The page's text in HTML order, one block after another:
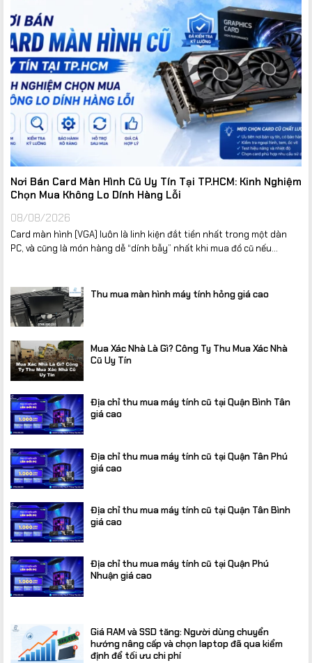
Nơi Bán Card Màn Hình Cũ Uy Tín Tại TP.HCM: Kinh Nghiệm
Chọn Mua Không Lo Dính Hàng Lỗi
08/08/2026
Card màn hình (VGA) luôn là linh kiện đắt tiền nhất trong một dàn
PC, và cũng là món hàng dễ “dính bẫy” nhất khi mua đồ cũ nếu...
Thu mua màn hình máy tính hỏng giá cao
Mua Xác Nhà Là Gì? Công Ty Thu Mua Xác Nhà
Cũ Uy Tín
Địa chỉ thu mua máy tính cũ tại Quận Bình Tân
giá cao
Địa chỉ thu mua máy tính cũ tại Quận Tân Phú
giá cao
Địa chỉ thu mua máy tính cũ tại Quận Tân Bình
giá cao
Địa chỉ thu mua máy tính cũ tại Quận Phú
Nhuận giá cao
Giá RAM và SSD tăng: Người dùng chuyển
hướng nâng cấp và chọn laptop đã qua kiểm
định để tối ưu chi phí